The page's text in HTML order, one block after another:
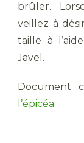
brûler.
veillez à
taille à
Javel.
Document
l’épicéa